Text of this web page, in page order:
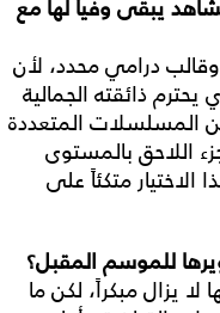
يبقى وفياًلها مع
درامي محدد، لأن
ذائقته الجمالية
المسلسلات المتعددة
اللاحق بالمستوى
متكئاً على
للموسم المقبل؟
يزال مبكراً، لكن ما